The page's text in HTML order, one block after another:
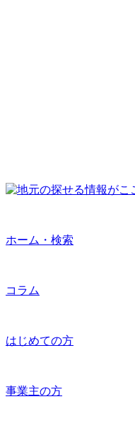
ホーム・検索
コラム
はじめての方
事業主の方